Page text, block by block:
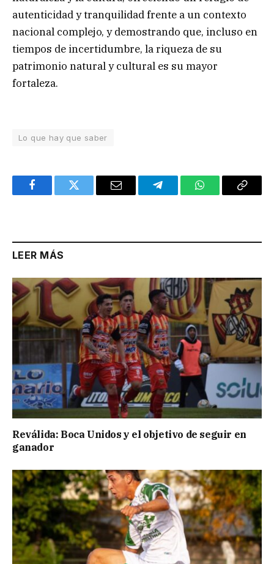
autenticidad y tranquilidad frente a un contexto
nacional complejo, y demostrando que, incluso en
tiempos de incertidumbre, la riqueza de su
patrimonio natural y cultural es su mayor
fortaleza.
Lo que hay que saber
FacebookTwitter Email TelegramWhatsAppCopy
LEER MÁS
Reválida: Boca Unidos y el objetivo de seguir en
ganador